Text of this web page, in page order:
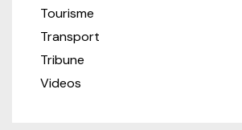
Tourisme
Transport
Tribune
Videos